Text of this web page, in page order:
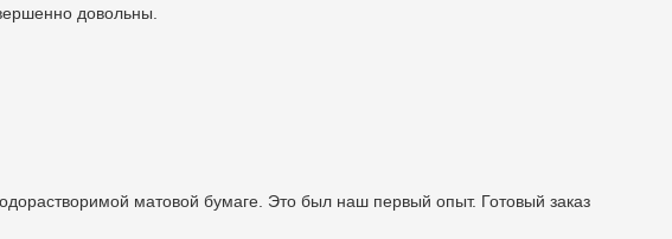
довольны.
матовой бумаге. Это был наш первый опыт. Готовый заказ